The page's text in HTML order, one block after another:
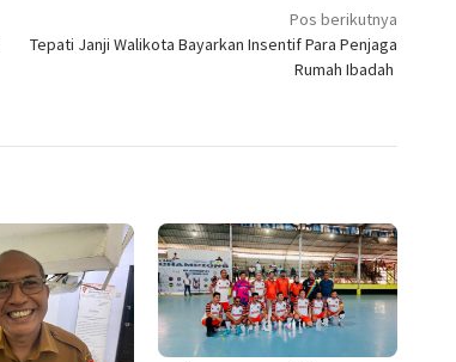
Pos berikutnya
Tepati Janji Walikota Bayarkan Insentif Para Penjaga
Rumah Ibadah